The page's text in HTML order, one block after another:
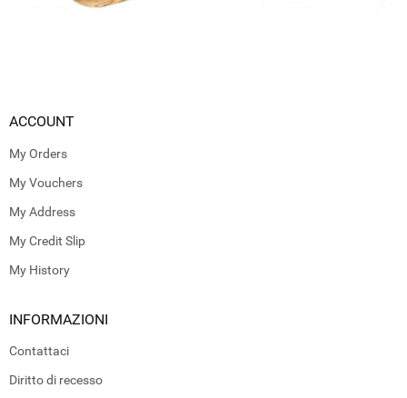
ACCOUNT
My Orders
My Vouchers
My Address
My Credit Slip
My History
INFORMAZIONI
Contattaci
Diritto di recesso